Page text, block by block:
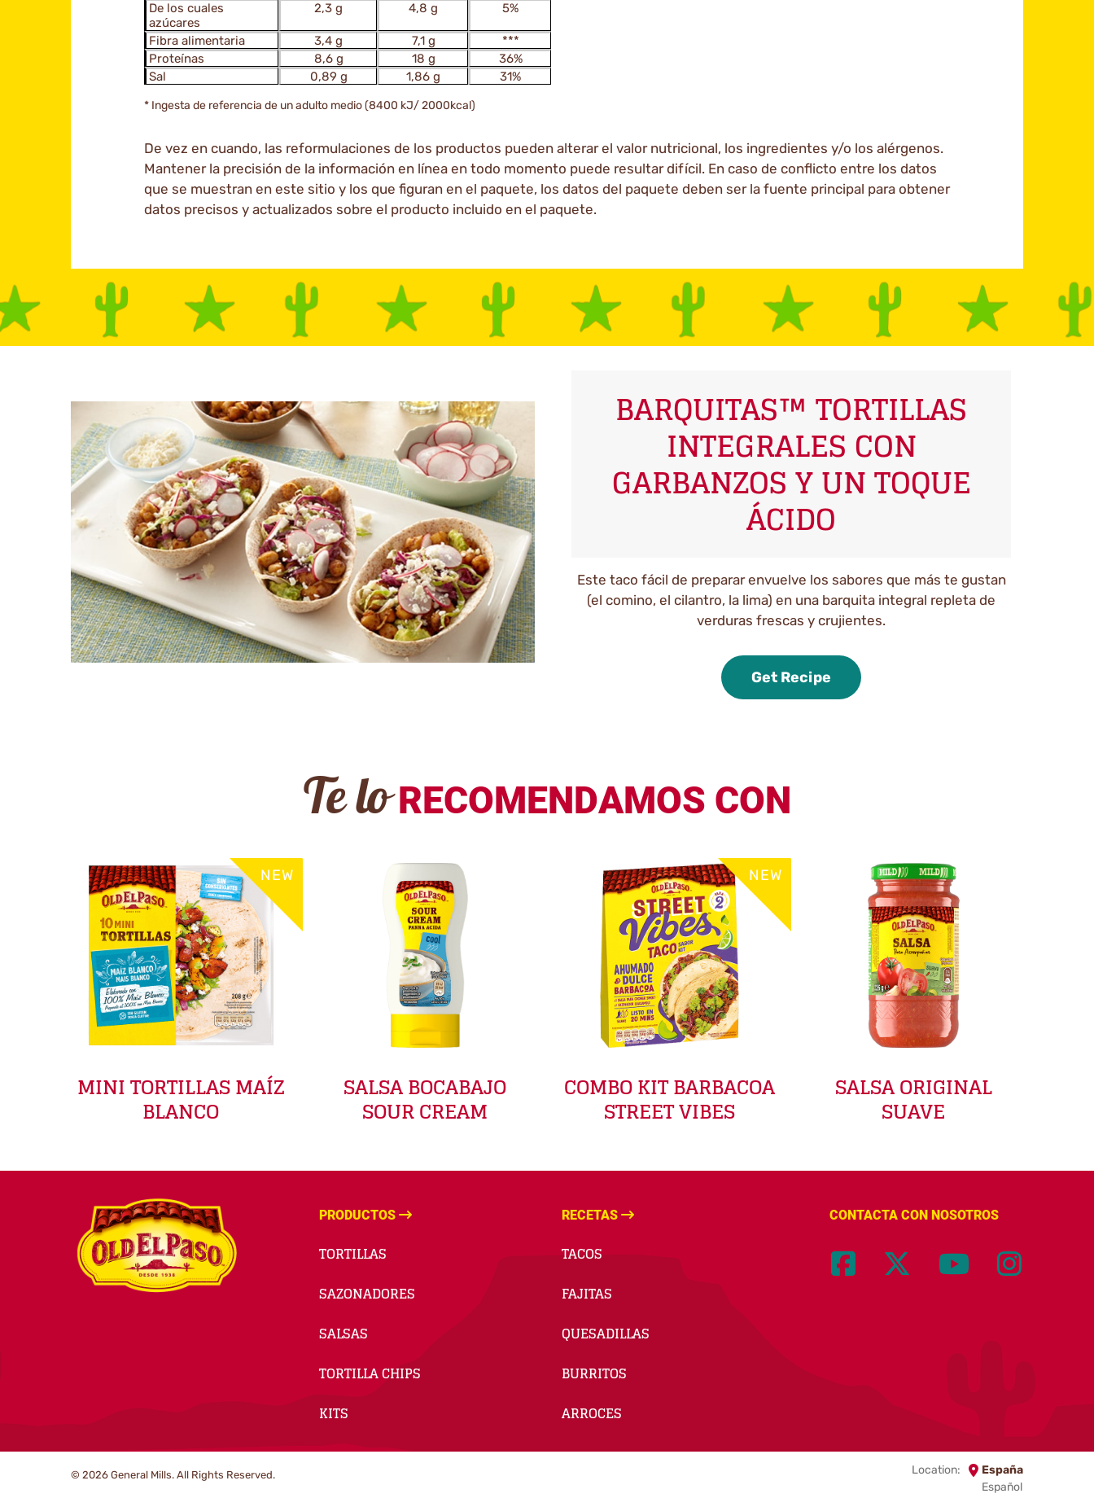
De los cuales
azúcares
2,3 g 4,8 g 5%
Fibra alimentaria 3,4 g 7,1 g
***
Proteínas
8,6 g 18 g
36%
Sal
0,89 g 1,86 g 31%
* Ingesta de referencia de un adulto medio (8400 kJ/ 2000kcal)
De vez en cuando, las reformulaciones de los productos pueden alterar el valor nutricional, los ingredientes y/o los alérgenos.
Mantener la precisión de la información en línea en todo momento puede resultar difícil. En caso de conflicto entre los datos
que se muestran en este sitio y los que figuran en el paquete, los datos del paquete deben ser la fuente principal para obtener
datos precisos y actualizados sobre el producto incluido en el paquete.
BARQUITAS™ TORTILLAS
INTEGRALES CON
GARBANZOS Y UN TOQUE
ÁCIDO
Este taco fácil de preparar envuelve los sabores que más te gustan
(el comino, el cilantro, la lima) en una barquita integral repleta de
verduras frescas y crujientes.
Get Recipe
Te lo RECOMENDAMOS CON
NEW
MINI TORTILLAS MAÍZ
BLANCO
SALSA BOCABAJO
SOUR CREAM
NEW
COMBO KIT BARBACOA
STREET VIBES
SALSA ORIGINAL
SUAVE
PRODUCTOS
TORTILLAS
SAZONADORES
SALSAS
TORTILLA CHIPS
KITS
RECETAS
TACOS
FAJITAS
QUESADILLAS
BURRITOS
ARROCES
CONTACTA CON NOSOTROS
© 2026 General Mills. All Rights Reserved. Location:
España
Español